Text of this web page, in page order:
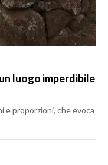
luogo imperdibile
e proporzioni, che evoca